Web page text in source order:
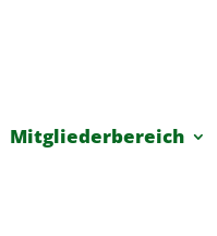
Mitgliederbereich